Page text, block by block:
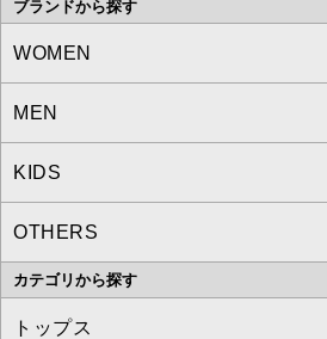
ブランドから探す
WOMEN
a.v.v
MICHEL KLEIN
MK MICHEL KLEIN
OFUON le MK
MEN
a.v.v
MICHEL KLEIN HOMME
MK MICHEL KLEIN HOMME
KIDS
a.v.v
OTHERS
MK MICHEL KLEIN BAG
カテゴリから探す
トップス